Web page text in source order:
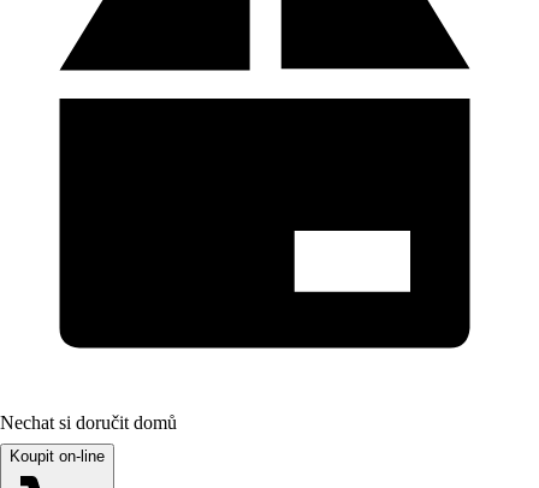
Nechat si doručit domů
Koupit on-line